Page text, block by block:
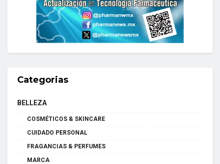
Categorias
BELLEZA
COSMÉTICOS & SKINCARE
CUIDADO PERSONAL
FRAGANCIAS & PERFUMES
MARCA